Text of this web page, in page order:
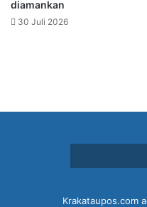
Krakataupos.com